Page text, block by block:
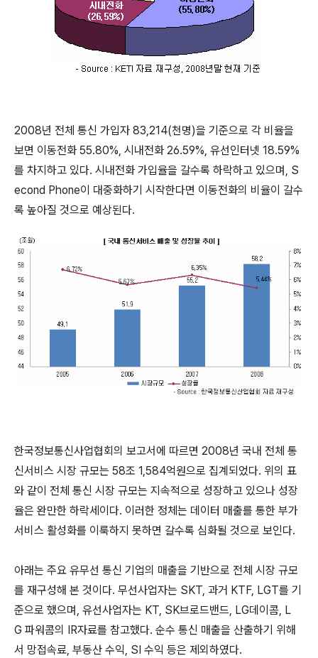
2008년 전체 통신 가입자 83,214(천명)을 기준으로 각 비율을
보면 이동전화 55.80%, 시내전화 26.59%, 유선인터넷 18.59%
를 차지하고 있다. 시내전화 가입율을 갈수록 하락하고 있으며, S
econd Phone이 대중화하기 시작한다면 이동전화의 비율이 갈수
록 높아질 것으로 예상된다.
한국정보통신사업협회의 보고서에 따르면 2008년 국내 전체 통
신서비스 시장 규모는 58조 1,584억원으로 집계되었다. 위의 표
와 같이 전체 통신 시장 규모는 지속적으로 성장하고 있으나 성장
율은 완만한 하락세이다. 이러한 정체는 데이터 매출를 통한 부가
서비스 활성화를 이룩하지 못하면 갈수록 심화될 것으로 보인다.
아래는 주요 유무선 통신 기업의 매출을 기반으로 전체 시장 규모
를 재구성해 본 것이다. 무선사업자는 SKT, 과거 KTF, LGT를 기
준으로 했으며, 유선사업자는 KT, SK브로드밴드, LG데이콤, L
G 파워콤의 IR자료를 참고했다. 순수 통신 매출을 산출하기 위해
서 망접속료, 부동산 수익, SI 수익 등은 제외하였다.